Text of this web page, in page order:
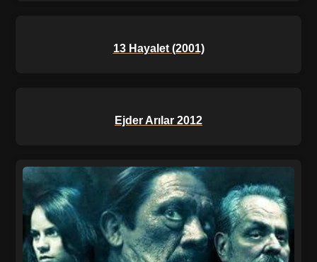
13 Hayalet (2001)
Ejder Arılar 2012